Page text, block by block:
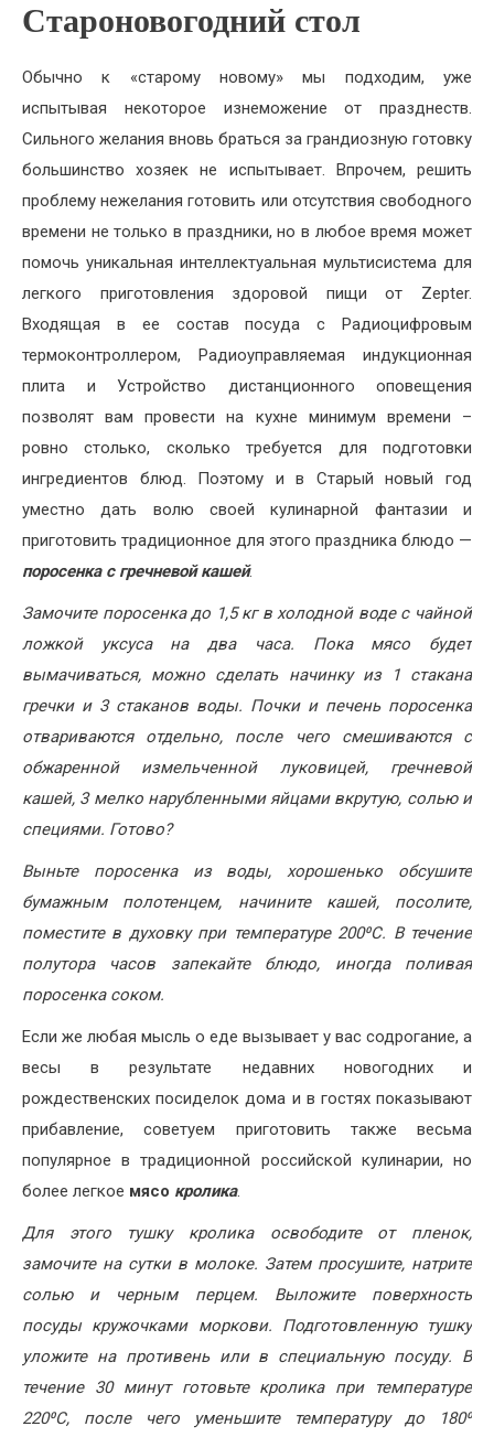
Староновогодний стол
Обычно к «старому новому» мы подходим, уже
испытывая некоторое изнеможение от празднеств.
Сильного желания вновь браться за грандиозную готовку
большинство хозяек не испытывает. Впрочем, решить
проблему нежелания готовить или отсутствия свободного
времени не только в праздники, но в любое время может
помочь уникальная интеллектуальная мультисистема для
легкого приготовления здоровой пищи от Zepter.
Входящая в ее состав посуда с Радиоцифровым
термоконтроллером, Радиоуправляемая индукционная
плита и Устройство дистанционного оповещения
позволят вам провести на кухне минимум времени –
ровно столько, сколько требуется для подготовки
ингредиентов блюд. Поэтому и в Старый новый год
уместно дать волю своей кулинарной фантазии и
приготовить традиционное для этого праздника блюдо —
поросенка с гречневой кашей.
Замочите поросенка до 1,5 кг в холодной воде с чайной
ложкой уксуса на два часа. Пока мясо будет
вымачиваться, можно сделать начинку из 1 стакана
гречки и 3 стаканов воды. Почки и печень поросенка
отвариваются отдельно, после чего смешиваются с
обжаренной измельченной луковицей, гречневой
кашей, 3 мелко нарубленными яйцами вкрутую, солью и
специями. Готово?
Выньте поросенка из воды, хорошенько обсушите
бумажным полотенцем, начините кашей, посолите,
поместите в духовку при температуре 200⁰С. В течение
полутора часов запекайте блюдо, иногда поливая
поросенка соком.
Если же любая мысль о еде вызывает у вас содрогание, а
весы в результате недавних новогодних и
рождественских посиделок дома и в гостях показывают
прибавление, советуем приготовить также весьма
популярное в традиционной российской кулинарии, но
более легкое мясо кролика.
Для этого тушку кролика освободите от пленок,
замочите на сутки в молоке. Затем просушите, натрите
солью и черным перцем. Выложите поверхность
посуды кружочками моркови. Подготовленную тушку
уложите на противень или в специальную посуду. В
течение 30 минут готовьте кролика при температуре
220⁰С, после чего уменьшите температуру до 180⁰